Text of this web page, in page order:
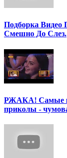
Подборка
Смешно До Слез.
РЖАКА! Самые
приколы -